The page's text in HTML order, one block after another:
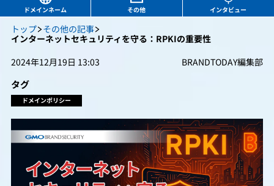
ドメインネーム
その他 インタビュー
トップ その他の記事
インターネットセキュリティを守る：RPKIの重要性
2024年12月19日 13:03
BRANDTODAY編集部
タグ
ドメインポリシー